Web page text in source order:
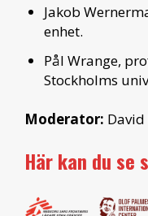
Jakob
enhet.
Pål Wrange,
Stockholms
Moderator: David
Här kan du